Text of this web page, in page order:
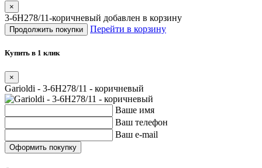
×
3-6H278/11-коричневый добавлен в корзину
Продолжить покупки Перейти в корзину
Купить в 1 клик
×
Garioldi - 3-6H278/11 - коричневый
Ваше имя
Ваш телефон
Ваш e-mail